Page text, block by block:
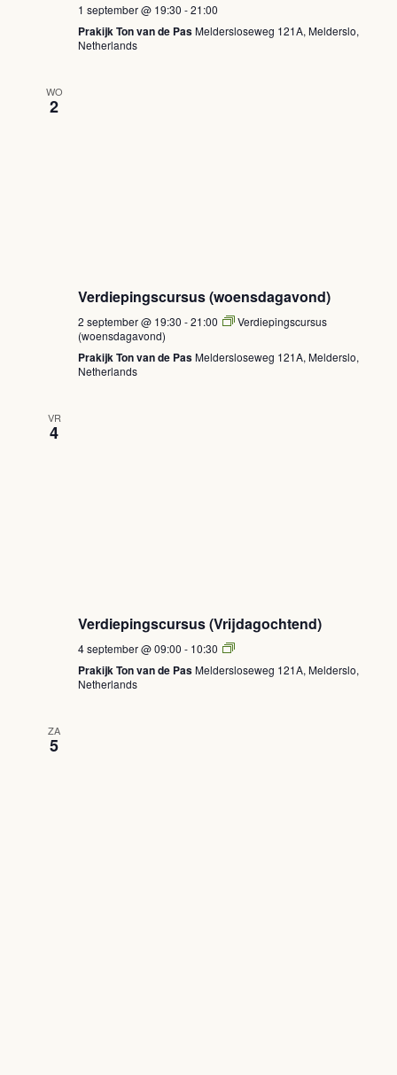
1 september @ 19:30 -21:00
Prakijk Ton van de PasMeldersloseweg 121A, Melderslo,
Netherlands
WO
2
Verdiepingscursus (woensdagavond)
2 september @ 19:30 -21:00
Verdiepingscursus
(woensdagavond)
Prakijk Ton van de PasMeldersloseweg 121A, Melderslo,
Netherlands
VR
4
Verdiepingscursus (Vrijdagochtend)
4 september @ 09:00 - 10:30
Verdiepingscursus
Prakijk Ton van de PasMeldersloseweg 121A, Melderslo,
Netherlands
ZA
5